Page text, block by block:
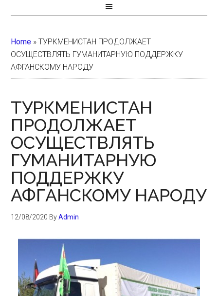
Home »ТУРКМЕНИСТАН ПРОДОЛЖАЕТ
ОСУЩЕСТВЛЯТЬ ГУМАНИТАРНУЮ ПОДДЕРЖКУ
АФГАНСКОМУ НАРОДУ
ТУРКМЕНИСТАН
ПРОДОЛЖАЕТ
ОСУЩЕСТВЛЯТЬ
ГУМАНИТАРНУЮ
ПОДДЕРЖКУ
АФГАНСКОМУ НАРОДУ
12/08/2020 ByAdmin